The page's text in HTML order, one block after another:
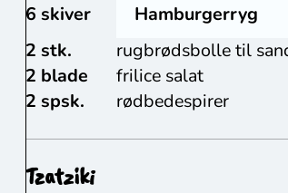
6 skiver
Hamburgerryg
2 stk.
rugbrødsbolle til
2 blade
frilice salat
2 spsk.
rødbedespirer
Tzatziki